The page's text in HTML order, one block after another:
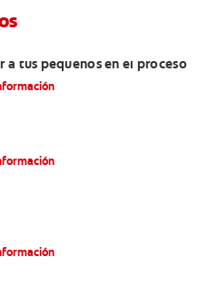
a tus pequeños en el proceso